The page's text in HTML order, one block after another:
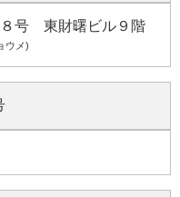
８号 東財曙ビル９階
ウメ)